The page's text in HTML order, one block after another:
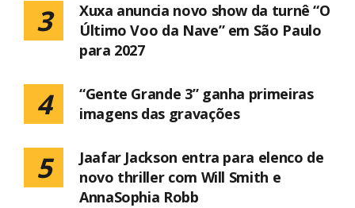
3
Xuxa anuncia novo show da turnê “O
Último Voo da Nave” em São Paulo
para 2027
4
“Gente Grande 3” ganha primeiras
imagens das gravações
5
Jaafar Jackson entra para elenco de
novo thriller com Will Smith e
AnnaSophia Robb